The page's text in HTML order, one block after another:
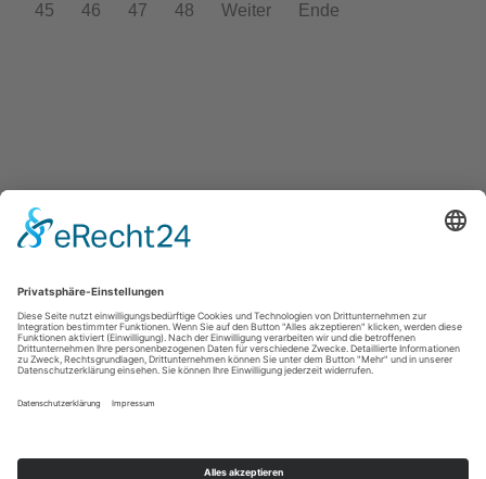
45 46 47 48 Weiter Ende
Turnverein Germania Hattorf von 1902 e.V.
Otto-Escher-Str. 3
37197 Hattorf am Harz
office@tvg-hattorf.de
Kontakt